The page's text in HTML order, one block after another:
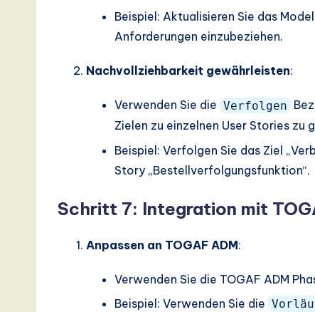
Beispiel: Aktualisieren Sie das
Anforderungen einzubeziehen.
Nachvollziehbarkeit gewährleisten:
Verwenden Sie die Verfolgen
Zielen zu einzelnen User Stories zu
Beispiel: Verfolgen Sie das Ziel
Story „Bestellverfolgungsfunktion“.
Schritt 7: Integration mit
Anpassen an TOGAF ADM:
Verwenden Sie die TOGAF ADM
Beispiel: Verwenden Sie die